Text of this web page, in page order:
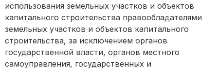
использования земельных участков и объектов
капитального строительства правообладателями
земельных участков и объектов капитального
строительства, за исключением органов
государственной власти, органов местного
самоуправления, государственных и